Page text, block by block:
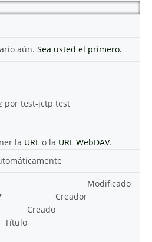
aún. Sea usted el primero.
por test-jctp test
la URL o la URL WebDAV.
Modificado
Creador
Creado
Título